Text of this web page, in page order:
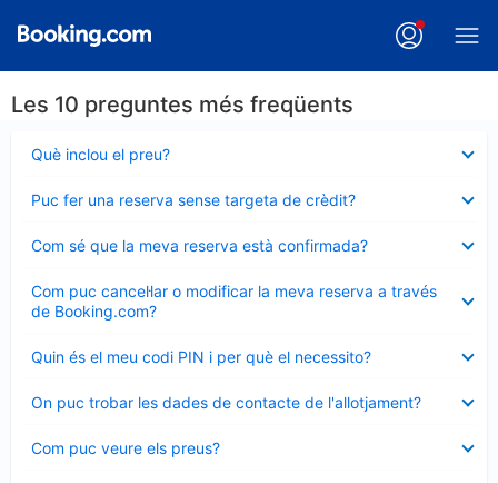
Les 10 preguntes més freqüents
Què inclou el preu?
tancat
Puc fer una reserva sense targeta de crèdit?
tancat
Com sé que la meva reserva està confirmada?
tancat
Com puc cancel·lar o modificar la meva reserva a través
de Booking.com?
tancat
Quin és el meu codi PIN i per què el necessito?
tancat
On puc trobar les dades de contacte de l'allotjament?
tancat
Com puc veure els preus?
tancat